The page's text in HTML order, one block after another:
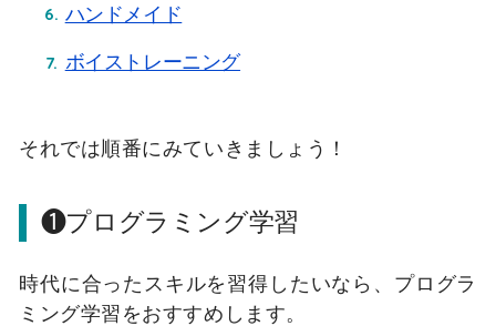
ハンドメイド
ボイストレーニング
それでは順番にみていきましょう！
❶プログラミング学習
時代に合ったスキルを習得したいなら、プログラ
ミング学習をおすすめします。